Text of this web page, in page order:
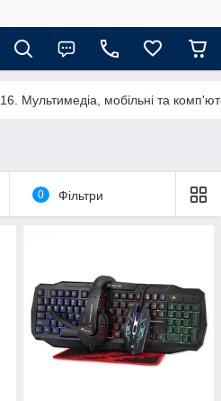
16. Мультимедіа, мобільні та
0 Фільтри